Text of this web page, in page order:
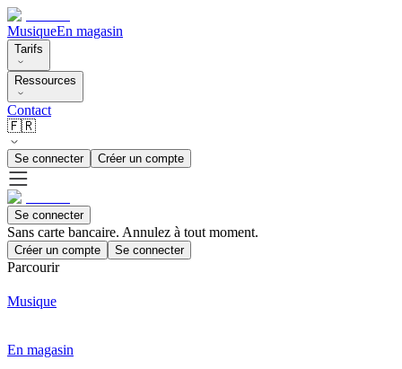
MusiqueEn magasin
Tarifs
Ressources
Contact
🇫🇷
Se connecter Créer un compte
Se connecter
Sans carte bancaire. Annulez à tout moment.
Créer un compte Se connecter
Parcourir
Musique
En magasin